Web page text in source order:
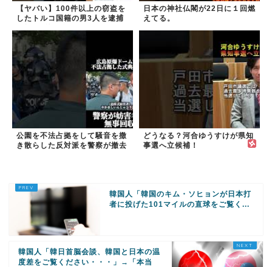
【ヤバい】100件以上の窃盗を
したトルコ国籍の男3人を逮捕
日本の神社仏閣が22日に１回燃
えてる。
公園を不法占拠をして騒音を撒
き散らした反対派を警察が撤去
どうなる？河合ゆうすけが県知
事選へ立候補！
韓国人「韓国のキム・ソヒョンが日本打
者に投げた101マイルの直球をご覧く...
韓国人「韓日首脳会談、韓国と日本の温
度差をご覧ください・・・」→「本当